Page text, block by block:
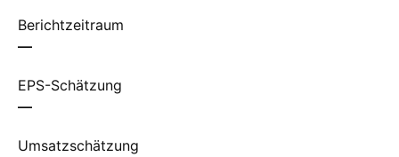
Berichtzeitraum
—
EPS-Schätzung
—
Umsatzschätzung